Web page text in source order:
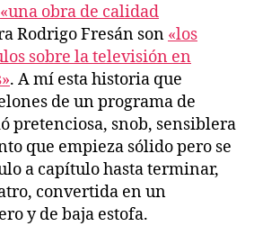
«una obra de calidad
Rodrigo Fresán son «los
sobre la televisión en
. A mí esta historia que
de un programa de
pretenciosa, snob, sensiblera
que empieza sólido pero se
a capítulo hasta terminar,
convertida en un
y de baja estofa.